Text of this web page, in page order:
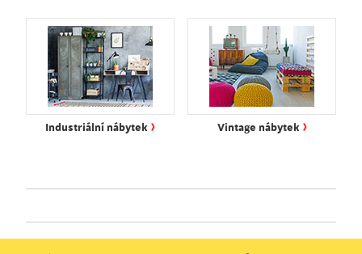
Industriální nábytek › Vintage nábytek ›